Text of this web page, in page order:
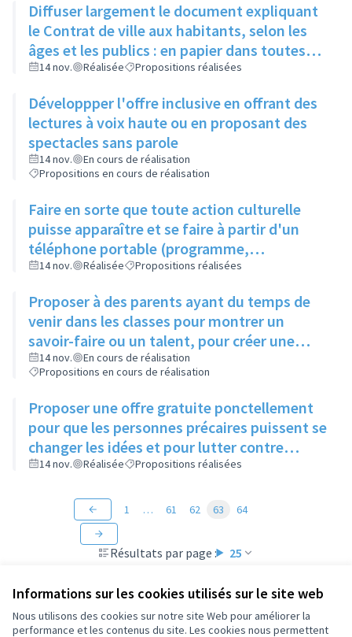
Informations sur les cookies utilisés sur le site web
Nous utilisons des cookies sur notre site Web pour améliorer la
performance et les contenus du site. Les cookies nous permettent
Diffuser largement le document expliquant
le Contrat de ville aux habitants, selon les
âges et les publics : en papier dans toutes
les structures accueillant du public
14 nov. Réalisée Propositions réalisées
Développper l'offre inclusive en offrant des
lectures à voix haute ou en proposant des
spectacles sans parole
14 nov.
En cours de réalisation
Propositions en cours de réalisation
Faire en sorte que toute action culturelle
puisse apparaître et se faire à partir d'un
téléphone portable (programme,
évènements, résevations...)
14 nov. Réalisée Propositions réalisées
Proposer à des parents ayant du temps de
venir dans les classes pour montrer un
savoir-faire ou un talent, pour créer une
ouverture d'esprit des enfants à différentes
sortes d'art
14 nov.
En cours de réalisation
Propositions en cours de réalisation
Proposer une offre gratuite ponctellement
pour que les personnes précaires puissent se
changer les idées et pour lutter contre
l'isolement
14 nov. Réalisée Propositions réalisées
Résultats par page : 25
1 … 61 62 63 64
Conditions d'utilisation